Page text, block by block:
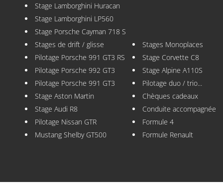
Stage Lamborghini Huracan
Stage Lamborghini LP560
Stage Porsche Cayman 718 S
Stages de drift / glisse
Pilotage Porsche 991 GT3 RS
Pilotage Porsche 992 GT3
Pilotage Porsche 991 GT3
Stage Aston Martin
Stage Audi R8
Pilotage Nissan GTR
Mustang Shelby GT500
Stages Monoplaces
Stage Corvette C8
Stage Alpine A110S
Pilotage duo / trio...
Chèques cadeaux
Conduite accompagnée
Formule 4
Formule Renault